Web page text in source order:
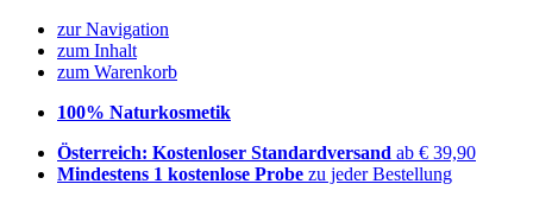
zur Navigation
zum Inhalt
zum Warenkorb
100% Naturkosmetik
Österreich: Kostenloser Standardversand ab € 39,90
Mindestens 1 kostenlose Probe zu jeder Bestellung